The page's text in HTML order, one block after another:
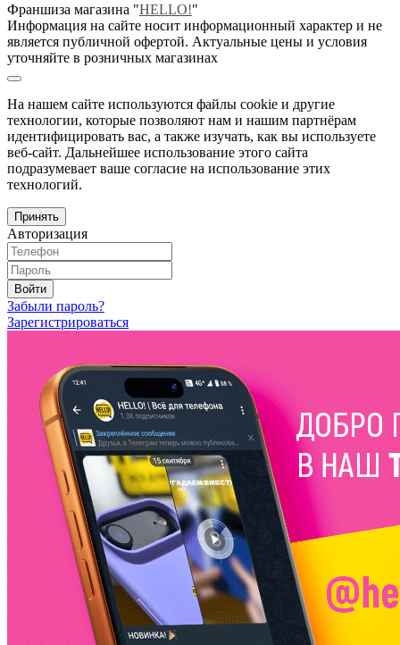
Франшиза магазина "HELLO!"
Информация на сайте носит информационный характер и не
является публичной офертой. Актуальные цены и условия
уточняйте в розничных магазинах
На нашем сайте используются файлы cookie и другие
технологии, которые позволяют нам и нашим партнёрам
идентифицировать вас, а также изучать, как вы используете
веб-сайт. Дальнейшее использование этого сайта
подразумевает ваше согласие на использование этих
технологий.
Принять
Авторизация
Войти
Забыли пароль?
Зарегистрироваться